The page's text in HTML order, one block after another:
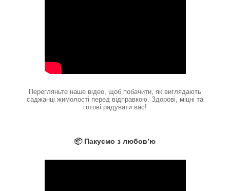
Перегляньте наше відео, щоб побачити, як виглядають
саджанці жимолості перед відправкою. Здорові, міцні та
готові радувати вас!
📦 Пакуємо з любов’ю